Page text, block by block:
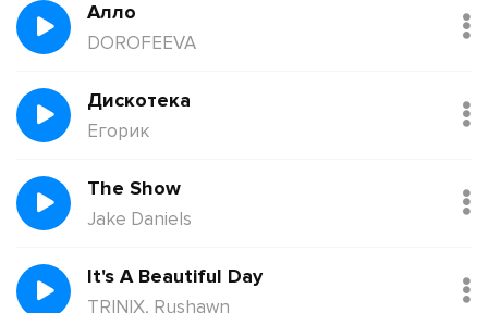
Алло
DOROFEEVA
Дискотека
Егорик
The Show
Jake Daniels
It's A Beautiful Day
TRINIX, Rushawn